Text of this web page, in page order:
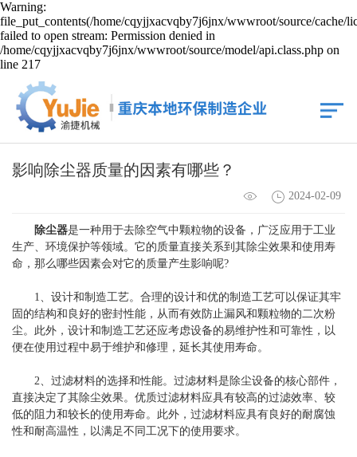
Warning:
file_put_contents(/home/cqyjjxacvqby7j6jnx/wwwroot/source/cache/
failed to open stream: Permission denied in
/home/cqyjjxacvqby7j6jnx/wwwroot/source/model/api.class.php on
line 217
影响除尘器质量的因素有哪些？
2024-02-09
除尘器是一种用于去除空气中颗粒物的设备，广泛应用于工业
生产、环境保护等领域。它的质量直接关系到其除尘效果和使用寿
命，那么哪些因素会对它的质量产生影响呢?
1、设计和制造工艺。合理的设计和优的制造工艺可以保证其牢
固的结构和良好的密封性能，从而有效防止漏风和颗粒物的二次粉
尘。此外，设计和制造工艺还应考虑设备的易维护性和可靠性，以
便在使用过程中易于维护和修理，延长其使用寿命。
2、过滤材料的选择和性能。过滤材料是除尘设备的核心部件，
直接决定了其除尘效果。优质过滤材料应具有较高的过滤效率、较
低的阻力和较长的使用寿命。此外，过滤材料应具有良好的耐腐蚀
性和耐高温性，以满足不同工况下的使用要求。